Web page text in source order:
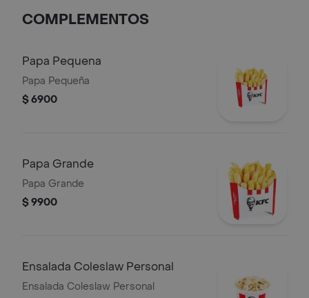
COMPLEMENTOS
Papa Pequena
Papa Pequeña
$ 6900
Papa Grande
Papa Grande
$ 9900
Ensalada Coleslaw Personal
Ensalada Coleslaw Personal